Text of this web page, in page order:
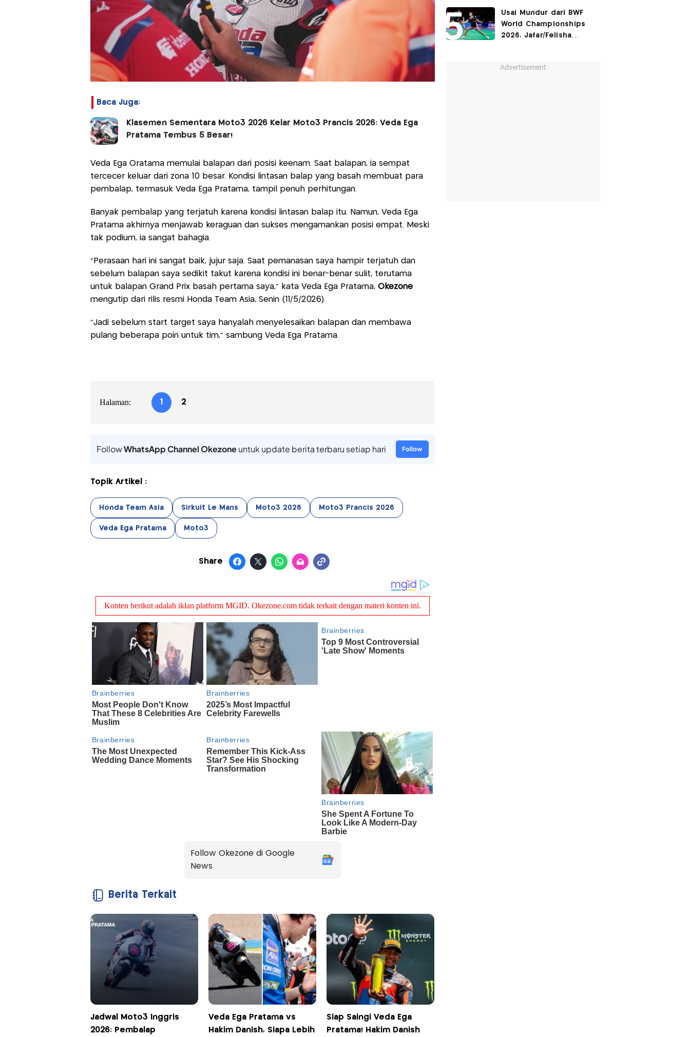
Baca Juga:
Klasemen Sementara Moto3 2026 Kelar Moto3 Prancis 2026: Veda Ega
Pratama Tembus 5 Besar!
Veda Ega Oratama memulai balapan dari posisi keenam. Saat balapan, ia sempat
tercecer keluar dari zona 10 besar. Kondisi lintasan balap yang basah membuat para
pembalap, termasuk Veda Ega Pratama, tampil penuh perhitungan.
Banyak pembalap yang terjatuh karena kondisi lintasan balap itu. Namun, Veda Ega
Pratama akhirnya menjawab keraguan dan sukses mengamankan posisi empat. Meski
tak podium, ia sangat bahagia.
"Perasaan hari ini sangat baik, jujur ​​saja. Saat pemanasan saya hampir terjatuh dan
sebelum balapan saya sedikit takut karena kondisi ini benar-benar sulit, terutama
untuk balapan Grand Prix basah pertama saya," kata Veda Ega Pratama,Okezone
mengutip dari rilis resmi Honda Team Asia, Senin (11/5/2026).
"Jadi sebelum start target saya hanyalah menyelesaikan balapan dan membawa
pulang beberapa poin untuk tim," sambung Veda Ega Pratama.
Halaman: 1 2
FollowWhatsApp Channel Okezoneuntuk update berita terbaru setiap hari Follow
Topik Artikel :
Honda Team Asia Sirkuit Le Mans Moto3 2026 Moto3 Prancis 2026
Veda Ega Pratama Moto3
Share
Follow Okezone di Google
News
Berita Terkait
Jadwal Moto3 Inggris
2026: Pembalap
Veda Ega Pratama vs
Hakim Danish, Siapa Lebih
Siap Saingi Veda Ega
Pratama! Hakim Danish
Libatkan Jafar/Felisha!
Usai Mundur dari BWF
World Championships
2026, Jafar/Felisha
Games 2026
Advertisement